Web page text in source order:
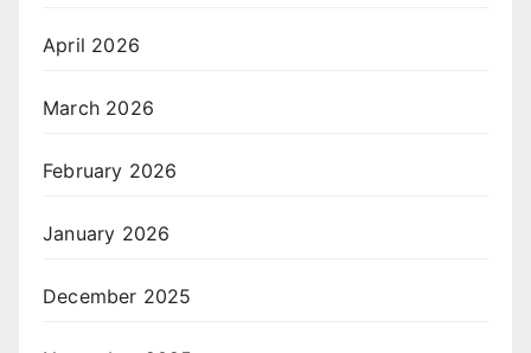
April 2026
March 2026
February 2026
January 2026
December 2025